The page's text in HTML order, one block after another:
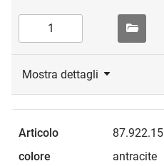
Mostra dettagli
87.922.15
antracite